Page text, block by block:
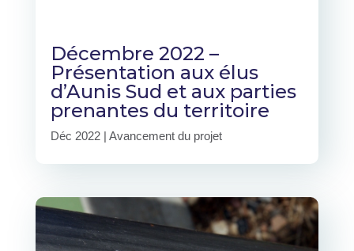
Décembre 2022 –
Présentation aux élus
d’Aunis Sud et aux parties
prenantes du territoire
Déc 2022| Avancement du projet